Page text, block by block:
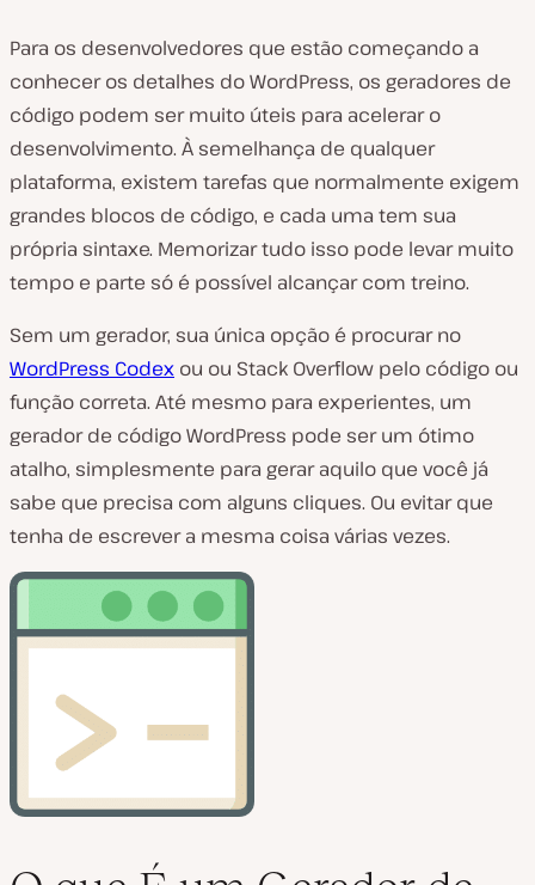
Para os desenvolvedores que estão começando a
conhecer os detalhes do WordPress, os geradores de
código podem ser muito úteis para acelerar o
desenvolvimento. À semelhança de qualquer
plataforma, existem tarefas que normalmente exigem
grandes blocos de código, e cada uma tem sua
própria sintaxe. Memorizar tudo isso pode levar muito
tempo e parte só é possível alcançar com treino.
Sem um gerador, sua única opção é procurar no
WordPress Codex ou ou Stack Overflow pelo código ou
função correta. Até mesmo para experientes, um
gerador de código WordPress pode ser um ótimo
atalho, simplesmente para gerar aquilo que você já
sabe que precisa com alguns cliques. Ou evitar que
tenha de escrever a mesma coisa várias vezes.